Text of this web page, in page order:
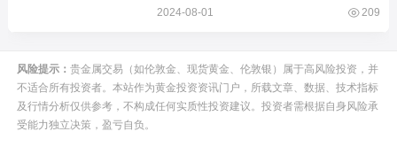
2024-08-01 209
风险提示： 贵金属交易（如伦敦金、现货黄金、伦敦银）属于高风险投资，并
不适合所有投资者。本站作为黄金投资资讯门户，所载文章、数据、技术指标
及行情分析仅供参考，不构成任何实质性投资建议。投资者需根据自身风险承
受能力独立决策，盈亏自负。